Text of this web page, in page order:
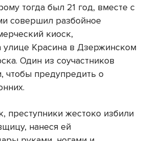
тогда был 21 год, вместе с
совершил разбойное
киоск,
улице Красина в Дзержинском
Один из соучастников
чтобы предупредить о
преступники жестоко избили
нанеся ей